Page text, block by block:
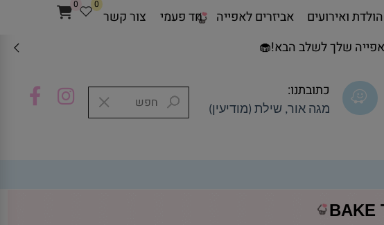
שלך לשלב הבא!🧁
כתובתנו:
מגה אור, שילת (מודיעין)
0 0
ואירועים אביזרים לאפייה חד פעמי צור קשר
BAKE